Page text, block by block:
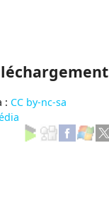
: CC by-nc-sa